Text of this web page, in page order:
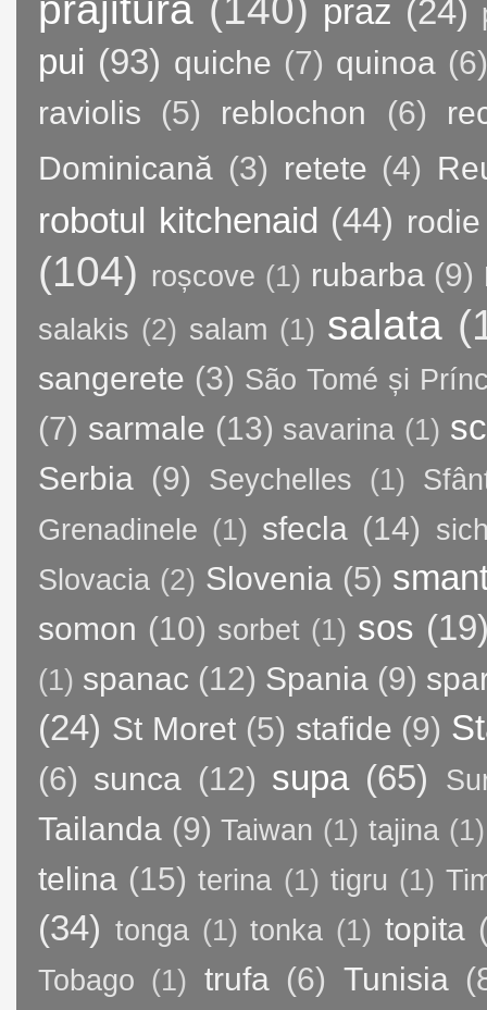
praz (24)
pui (93) quiche (7) quinoa
raviolis
(5) reblochon (6)
Dominicană (3) retete (4)
robotul kitchenaid (44) rodie
(104) roșcove (1) rubarba (9)
salakis (2) salam (1) salata
sangerete (3) São Tomé și
(7) sarmale (13) savarina (1)
Serbia (9) Seychelles (1)
Grenadinele (1) sfecla (14)
Slovacia (2) Slovenia (5)
somon (10) sorbet (1) sos
(1) spanac (12) Spania (9)
(24) St Moret (5) stafide (9)
(6) sunca (12) supa (65)
Tailanda (9) Taiwan (1) tajina (1)
telina (15) terina (1) tigru (1)
(34) tonga (1) tonka (1) topita
Tobago (1) trufa (6) Tunisia